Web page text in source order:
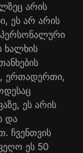
არის
ეს არ არის
პერსონალური
ხალხის
ერთადერთი,
ეს არის
და
ჩვენთვის
ეს 50